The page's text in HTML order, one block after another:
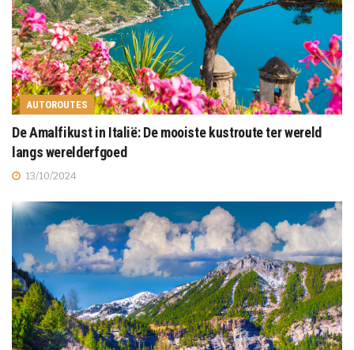
AUTOROUTES
De Amalfikust in Italië: De mooiste kustroute ter wereld
langs werelderfgoed
13/10/2024